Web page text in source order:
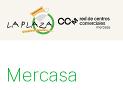
Mercasa